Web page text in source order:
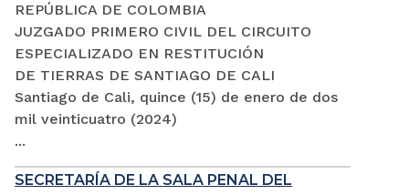
REPÚBLICA DE COLOMBIA
JUZGADO PRIMERO CIVIL DEL CIRCUITO
ESPECIALIZADO EN RESTITUCIÓN
DE TIERRAS DE SANTIAGO DE CALI
Santiago de Cali, quince (15) de enero de dos
mil veinticuatro (2024)
...
SECRETARÍA DE LA SALA PENAL DEL